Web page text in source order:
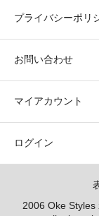
プライバシーポリ
お問い合わせ
マイアカウント
ログイン
2006 Oke Styles